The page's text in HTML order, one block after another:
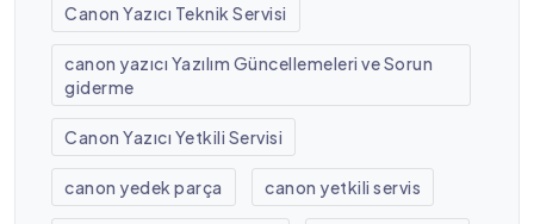
Canon Yazıcı Teknik Servisi
canon yazıcı Yazılım Güncellemeleri ve Sorun
giderme
Canon Yazıcı Yetkili Servisi
canon yedek parça canon yetkili servis